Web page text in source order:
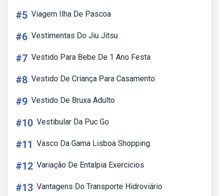
#5 Viagem Ilha De Pascoa
#6 Vestimentas Do Jiu Jitsu
#7 Vestido Para Bebe De 1 Ano Festa
#8 Vestido De Criança Para Casamento
#9 Vestido De Bruxa Adulto
#10 Vestibular Da Puc Go
#11 Vasco Da Gama Lisboa Shopping
#12 Variação De Entalpia Exercicios
#13 Vantagens Do Transporte Hidroviário